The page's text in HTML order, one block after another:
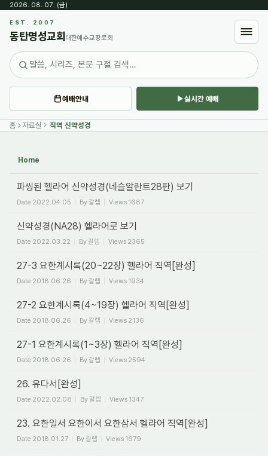
2026. 08. 07. (금) ·
EST. 2007
동탄명성교회 대한예수교장로회
예배안내 실시간 예배
홈 자료실 직역 신약성경
Home
파씽된 헬라어 신약성경(네슬알란트28판) 보기
Date 2022.04.05 By갈렙 Views 1687
신약성경(NA28) 헬라어로 보기
Date 2022.03.22 By갈렙 Views 2365
27-3 요한계시록(20~22장) 헬라어 직역[완성]
Date 2018.06.26 By갈렙 Views 1934
27-2 요한계시록(4~19장) 헬라어 직역[완성]
Date 2018.06.26 By갈렙 Views 2136
27-1 요한계시록(1~3장) 헬라어 직역[완성]
Date 2018.06.26 By갈렙 Views 2594
26. 유다서[완성]
Date 2022.02.08 By갈렙 Views 1347
23. 요한일서 요한이서 요한삼서 헬라어 직역[완성]
Date 2018.01.27 By갈렙 Views 1679
Sketchbook5, 스케치북5
Sketchbook5, 스케치북5